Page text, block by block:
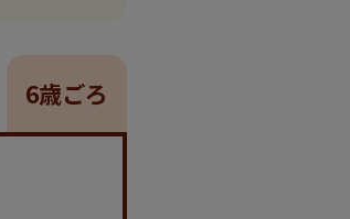
6歳ごろ